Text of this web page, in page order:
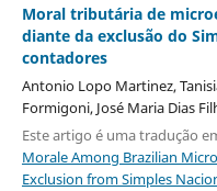
Moral tributária de
diante da exclusão do
contadores
Antonio Lopo Martinez,
Formigoni, José Maria Dias
Este artigo é uma tradução
Morale Among Brazilian
Exclusion from Simples